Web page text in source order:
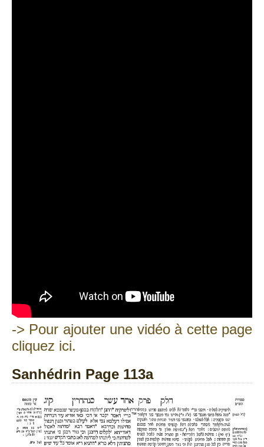
-> Pour ajouter une vidéo à cette page
cliquez ici.
Sanhédrin Page 113a